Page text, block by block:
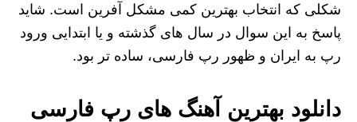
شکلی که انتخاب بهترین کمی مشکل آفرین است. شاید
پاسخ به این سوال در سال های گذشته و یا ابتدایی ورود
رپ به ایران و ظهور رپ فارسی، ساده تر بود.
دانلود بهترین آهنگ های رپ فارسی